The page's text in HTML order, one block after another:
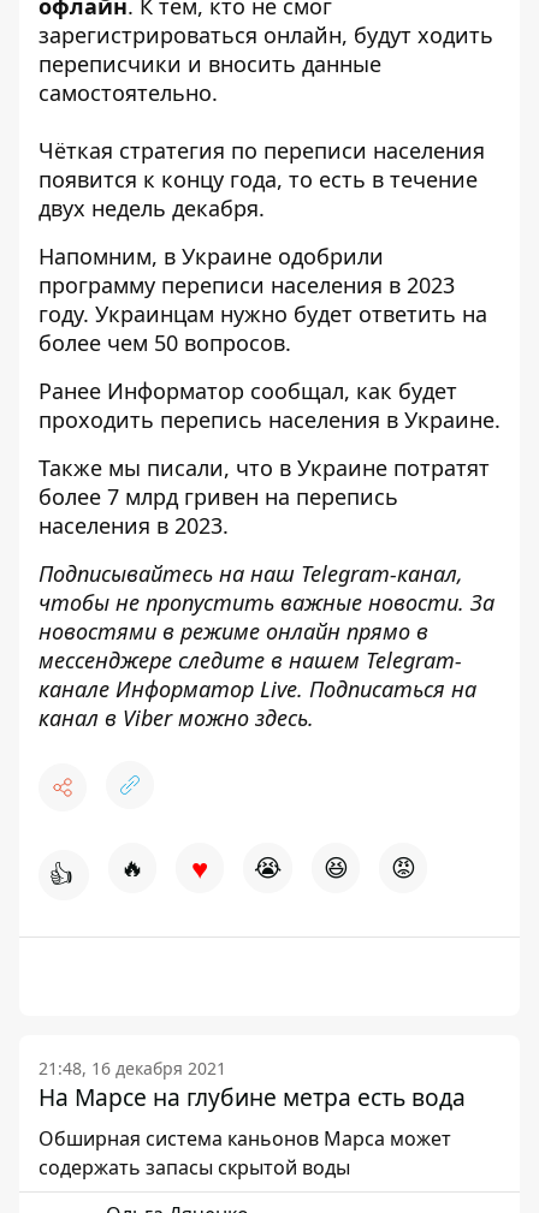
офлайн. К тем, кто не смог
зарегистрироваться онлайн, будут ходить
переписчики и вносить данные
самостоятельно.
Чёткая стратегия по переписи населения
появится к концу года, то есть в течение
двух недель декабря.
Напомним, в Украине одобрили
программу переписи населения в 2023
году. Украинцам нужно будет ответить на
более чем 50 вопросов.
Ранее Информатор сообщал, как будет
проходить перепись населения в Украине.
Также мы писали, что в Украине потратят
более 7 млрд гривен на перепись
населения в 2023.
Подписывайтесь на наш Telegram-канал,
чтобы не пропустить важные новости. За
новостями в режиме онлайн прямо в
мессенджере следите в нашем Telegram-
канале Информатор Live. Подписаться на
канал в Viber можно здесь.
👍 🔥 ♥ 😭 😆 😡
21:48, 16 декабря 2021
На Марсе на глубине метра есть вода
Обширная система каньонов Марса может
содержать запасы скрытой воды